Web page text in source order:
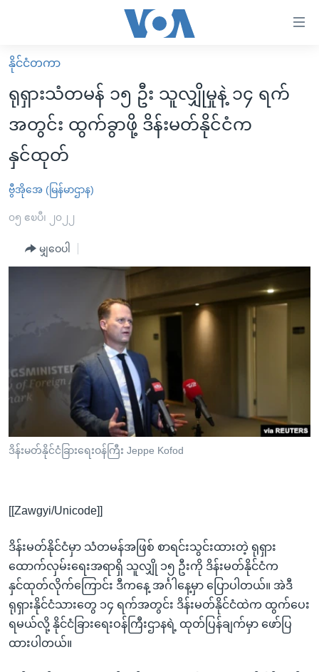
လွယ်ကူ
စေ
Link
များ
ပင်မ
ကျော်
ကြည့်
သို့
ကျော်
ရန်
ရှာဖွေ
သို့
ရန်
မူလစာမျက်နှာ
မြန်မာ
ကမ္ဘာ့သတင်းများ
နိုင်ငံတကာ
အစ္စရေး-ပါလက်စတိုင်း
ဗွီဒီယို
အင်္ဂလိပ်စာလေ့လာမယ်
အမေရိကန်သုံးအီဒီယံ
ရုပ်ရှင်ထဲက အင်္ဂလိပ်စာ
သုတပဒေသာ အင်္ဂလိပ်စာ
အပတ်စဉ်ကဏ္ဍများ
ရေဒီယိုနှင့်ရုပ်သံ အချက်အလက်များ
ရေဒီယို/တီဗွီအစီအစဉ်
ဗွီအိုအေ လူမှုကွန်ယက်များ
ဘာသာစကားများ
နိုင်ငံတကာ
ရုရှားသံတမန် ၁၅ ဦး သူလျှိုမှုနဲ့ ၁၄ ရက်
အတွင်း ထွက်ခွာဖို့ ဒိန်းမတ်နိုင်ငံက
နှင်ထုတ်
ဗွီအိုအေ (မြန်မာဌာန)
၀၅ ဧၿပီ၊ ၂၀၂၂
မျှဝေပါ
ဒိန်းမတ်နိုင်ငံခြားရေးဝန်ကြီး Jeppe Kofod
[[Zawgyi/Unicode]]
ဒိန်းမတ်နိုင်ငံမှာ သံတမန်အဖြစ် စာရင်းသွင်းထားတဲ့ ရုရှား
ထောက်လှမ်းရေးအရာရှိ သူလျှို ၁၅ ဦးကို ဒိန်းမတ်နိုင်ငံက
နှင်ထုတ်လိုက်ကြောင်း ဒီကနေ့ အင်္ဂါနေ့မှာ ပြောပါတယ်။ အဲဒီ
ရုရှားနိုင်ငံသားတွေ ၁၄ ရက်အတွင်း ဒိန်းမတ်နိုင်ငံထဲက ထွက်ပေး
ရမယ်လို့ နိုင်ငံခြားရေးဝန်ကြီးဌာနရဲ့ ထုတ်ပြန်ချက်မှာ ဖော်ပြ
ထားပါတယ်။